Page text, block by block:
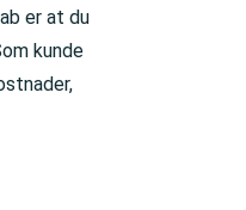
er at du
kunde